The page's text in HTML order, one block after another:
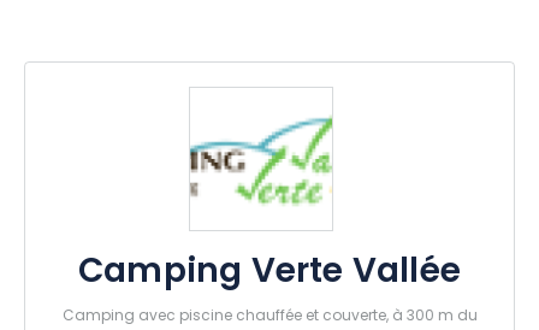
Camping Verte Vallée
Camping avec piscine chauffée et couverte, à 300 m du